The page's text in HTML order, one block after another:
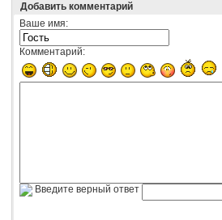
Добавить комментарий
Ваше имя:
Комментарий:
Введите верный ответ